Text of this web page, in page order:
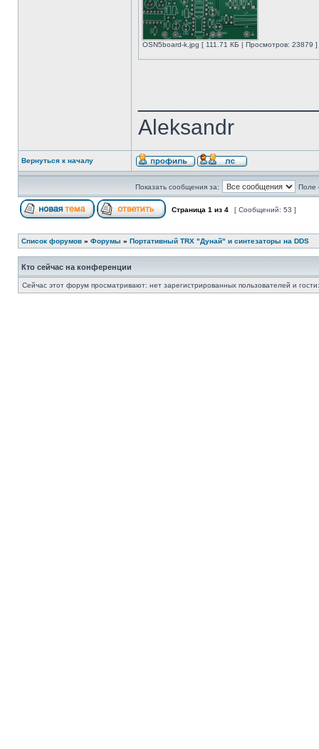
OSN5board-k.jpg [ 111.71 КБ | Просмотров: 23879 ]
Aleksandr
Вернуться к началу
Показать сообщения за: Поле
Страница 1 из 4 [ Сообщений: 53 ]
Список форумов » Форумы » Портативный TRX "Дунай" и синтезаторы на DDS
Кто сейчас на конференции
Сейчас этот форум просматривают: нет зарегистрированных пользователей и